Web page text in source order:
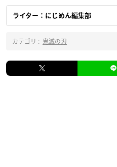
ライター：にじめん編集部
カテゴリ : 鬼滅の刃